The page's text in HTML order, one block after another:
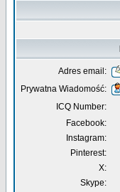
Adres email:
Prywatna Wiadomość:
ICQ Number:
Facebook:
Instagram:
Pinterest:
X:
Skype: